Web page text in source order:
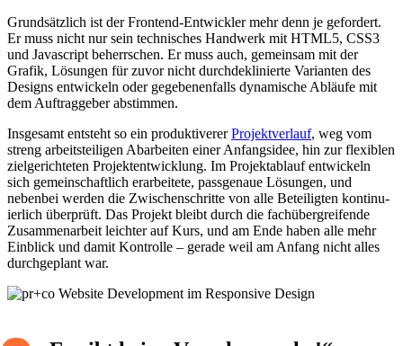
Grund­sätz­lich ist der Frontend-Entwickler mehr denn je gefor­dert.
Er muss nicht nur sein tech­ni­sches Hand­werk mit HTML5, CSS3
und Java­script beherr­schen. Er muss auch, gemeinsam mit der
Grafik, Lösungen für zuvor nicht durch­de­kli­nierte Vari­anten des
Designs entwi­ckeln oder gege­be­nen­falls dyna­mi­sche Abläufe mit
dem Auftrag­geber abstimmen.
Insge­samt entsteht so ein produk­ti­vererProjekt­ver­lauf, weg vom
streng arbeits­tei­ligen Abar­beiten einer Anfangs­idee, hin zur flexi­blen
ziel­ge­rich­teten Projekt­ent­wick­lung. Im Projekt­ab­lauf entwi­ckeln
sich gemein­schaft­lich erar­bei­tete, pass­ge­naue Lösungen, und
nebenbei werden die Zwischen­schritte von alle Betei­ligten konti­nu­
ier­lich über­prüft. Das Projekt bleibt durch die fach­über­grei­fende
Zusam­men­ar­beit leichter auf Kurs, und am Ende haben alle mehr
Einblick und damit Kontrolle – gerade weil am Anfang nicht alles
durch­ge­plant war.